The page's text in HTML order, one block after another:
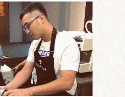
慢化開，這瞬間，他頓時
達的「美好」。